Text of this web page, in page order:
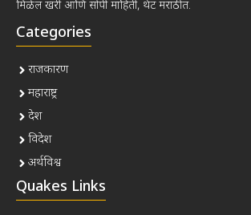
मिळेल खरी आणि सोपी माहिती, थेट मराठीत.
Categories
राजकारण
महाराष्ट्र
देश
विदेश
अर्थविश्व
Quakes Links